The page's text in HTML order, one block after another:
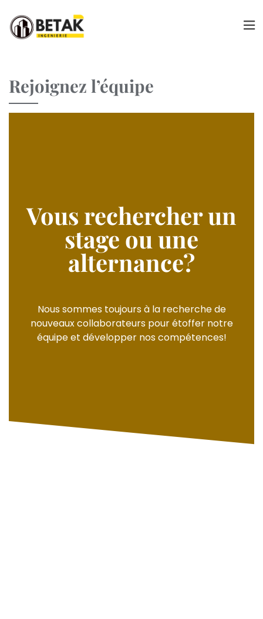
Rejoignez l’équipe
Vous rechercher un
stage ou une
alternance?
Nous sommes toujours à la recherche de
nouveaux collaborateurs pour étoffer notre
équipe et développer nos compétences!